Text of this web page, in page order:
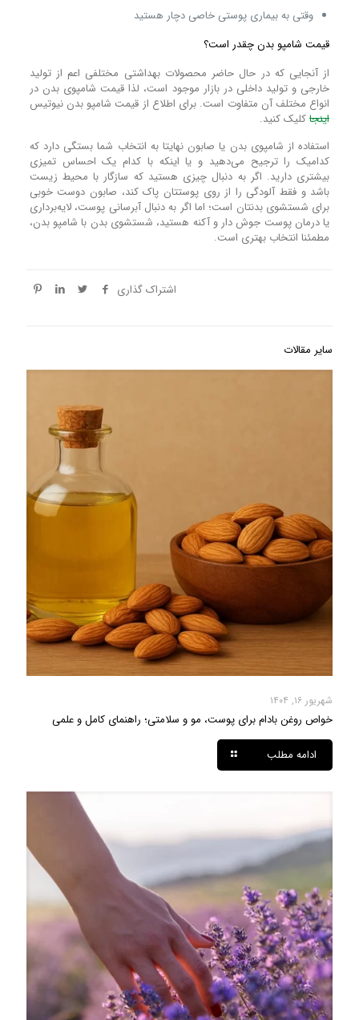
وقتی به بیماری پوستی خاصی دچار هستید
قیمت شامپو بدن چقدر است؟
از آنجایی که در حال حاضر محصولات بهداشتی مختلفی اعم از تولید
خارجی و تولید داخلی در بازار موجود است، لذا قیمت شامپوی بدن در
انواع مختلف آن متفاوت است. برای اطلاع از قیمت شامپو بدن نیوتیس
اینجاکلیک کنید.
استفاده از شامپوی بدن یا صابون نهایتا به انتخاب شما بستگی دارد که
کدامیک را ترجیح می‌دهید و یا اینکه با کدام یک احساس تمیزی
بیشتری دارید. اگر به دنبال چیزی هستید که سازگار با محیط زیست
باشد و فقط آلودگی را از روی پوستتان پاک کند، صابون دوست خوبی
برای شستشوی بدنتان است؛ اما اگر به دنبال آبرسانی پوست، لایه‌برداری
یا درمان پوست جوش دار و آکنه هستید، شستشوی بدن با شامپو بدن،
مطمئنا انتخاب بهتری است.
اشتراک گذاری
سایر مقالات
شهریور ۱۶, ۱۴۰۴
خواص روغن بادام برای پوست، مو و سلامتی؛ راهنمای کامل و علمی
ادامه مطلب